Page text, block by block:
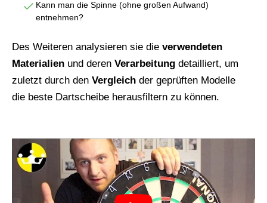
Kann man die Spinne (ohne großen Aufwand)
entnehmen?
Des Weiteren analysieren sie die verwendeten
Materialien und deren Verarbeitung detailliert, um
zuletzt durch den Vergleich der geprüften Modelle
die beste Dartscheibe herausfiltern zu können.